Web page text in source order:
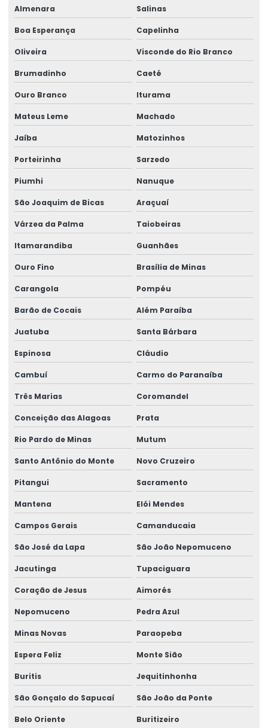
Almenara Salinas
Boa Esperança Capelinha
Oliveira Visconde do Rio Branco
Brumadinho Caeté
Ouro Branco Iturama
Mateus Leme Machado
Jaíba Matozinhos
Porteirinha Sarzedo
Piumhi Nanuque
São Joaquim de Bicas Araçuaí
Várzea da Palma Taiobeiras
Itamarandiba Guanhães
Ouro Fino Brasília de Minas
Carangola Pompéu
Barão de Cocais Além Paraíba
Juatuba Santa Bárbara
Espinosa Cláudio
Cambuí Carmo do Paranaíba
Três Marias Coromandel
Conceição das Alagoas Prata
Rio Pardo de Minas Mutum
Santo Antônio do Monte Novo Cruzeiro
Pitangui Sacramento
Mantena Elói Mendes
Campos Gerais Camanducaia
São José da Lapa São João Nepomuceno
Jacutinga Tupaciguara
Coração de Jesus Aimorés
Nepomuceno Pedra Azul
Minas Novas Paraopeba
Espera Feliz Monte Sião
Buritis Jequitinhonha
São Gonçalo do Sapucaí São João da Ponte
Belo Oriente Buritizeiro